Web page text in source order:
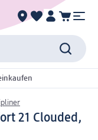
21 Clouded,